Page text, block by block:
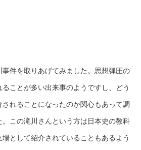
件を取りあげてみました。思想弾圧の
ことが多い出来事のようですし、どう
れることになったのか関心もあって調
この滝川さんという方は日本史の教科
として紹介されていることもあるよう